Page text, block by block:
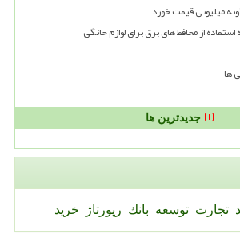
از محافظ های برق برای لوازم خانگی
ها
جدیدترین ها
تجارت توسعه بانك رپورتاژ خرید